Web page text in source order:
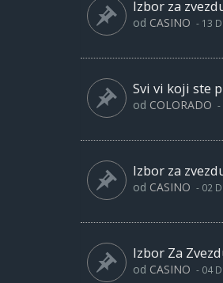
Izbor za
od CASINO - 13
Svi vi koji ste
od COLORADO -
Izbor za
od CASINO - 02
Izbor Za
od CASINO - 04